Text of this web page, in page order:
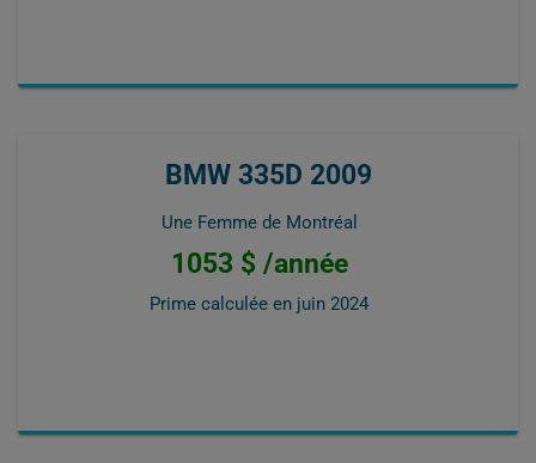
BMW 335D 2009
Une Femme de Montréal
1053 $ /année
Prime calculée en juin 2024